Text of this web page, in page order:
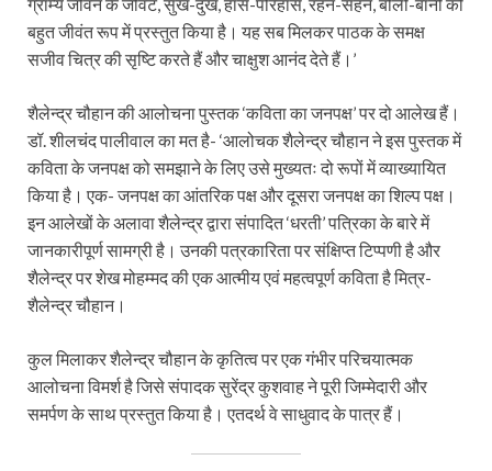
बहुत जीवंत रूप में प्रस्तुत किया है। यह सब मिलकर पाठक के समक्ष
सजीव चित्र की सृष्टि करते हैं और चाक्षुश आनंद देते हैं।’
शैलेन्द्र चौहान की आलोचना पुस्तक ‘कविता का जनपक्ष’ पर दो आलेख हैं।
डॉ. शीलचंद पालीवाल का मत है- ‘आलोचक शैलेन्द्र चौहान ने इस पुस्तक में
कविता के जनपक्ष को समझाने के लिए उसे मुख्यतः दो रूपों में व्याख्यायित
किया है। एक- जनपक्ष का आंतरिक पक्ष और दूसरा जनपक्ष का शिल्प पक्ष।
इन आलेखों के अलावा शैलेन्द्र द्वारा संपादित ‘धरती’ पत्रिका के बारे में
जानकारीपूर्ण सामग्री है। उनकी पत्रकारिता पर संक्षिप्त टिप्पणी है और
शैलेन्द्र पर शेख मोहम्मद की एक आत्मीय एवं महत्वपूर्ण कविता है मित्र-
शैलेन्द्र चौहान।
कुल मिलाकर शैलेन्द्र चौहान के कृतित्व पर एक गंभीर परिचयात्मक
आलोचना विमर्श है जिसे संपादक सुरेंद्र कुशवाह ने पूरी जिम्मेदारी और
समर्पण के साथ प्रस्तुत किया है। एतदर्थ वे साधुवाद के पात्र हैं।